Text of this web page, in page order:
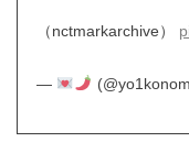
（nctmarkarchive）
—